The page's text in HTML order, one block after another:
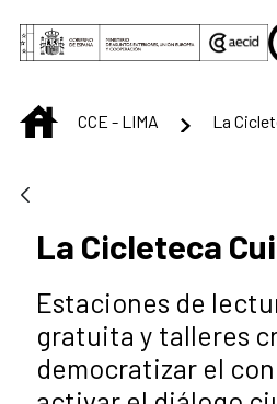
Saut au contenu principal
INICIOCCE - LIMA La
La Cicleteca
Estaciones de
gratuita y talleres
democratizar el